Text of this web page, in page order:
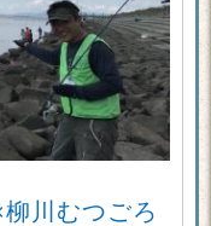
川むつごろ